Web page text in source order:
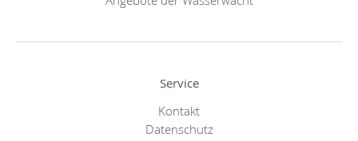
Service
Kontakt
Datenschutz